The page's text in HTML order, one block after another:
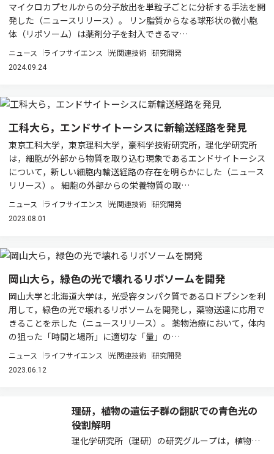
マイクロカプセルからの分子放出を単粒子ごとに分析する手法を開
発した（ニュースリリース）。 リン脂質からなる球形状の微小胞
体（リポソーム）は薬剤分子を封入できるマ…
ニュース ライフサイエンス 光関連技術 研究開発
2024.09.24
工科大ら，エンドサイトーシスに新輸送経路を発見
東京工科大学，東京理科大学，豪科学技術研究所，理化学研究所
は，細胞が外部から物質を取り込む現象であるエンドサイトーシス
について，新しい細胞内輸送経路の存在を明らかにした（ニュース
リリース）。 細胞の外部からの栄養物質の取…
ニュース ライフサイエンス 光関連技術 研究開発
2023.08.01
岡山大ら，緑色の光で壊れるリボソームを開発
岡山大学と北海道大学は，光受容タンパク質であるロドプシンを利
用して，緑色の光で壊れるリポソームを開発し，薬物送達に応用で
きることを示した（ニュースリリース）。 薬物治療において，体内
の狙った「時間と場所」に適切な「量」の…
ニュース ライフサイエンス 光関連技術 研究開発
2023.06.12
理研，植物の遺伝子群の翻訳での青色光の
役割解明
理化学研究所（理研）の研究グループは，植物で